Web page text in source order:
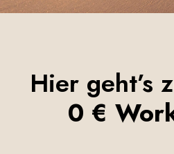
Hier geht’s
0 €